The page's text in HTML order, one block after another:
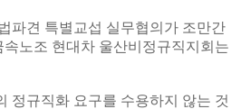
파견 특별교섭 실무협의가 조만간
노조 현대차 울산비정규직지회는
정규직화 요구를 수용하지 않는 것